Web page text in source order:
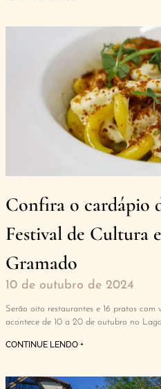
Confira o cardápio
Festival de Cultura
Gramado
10 de outubro de 2024
Serão oito restaurantes e 16 pratos
acontece de 10 a 20 de outubro no Lago
CONTINUE LENDO +